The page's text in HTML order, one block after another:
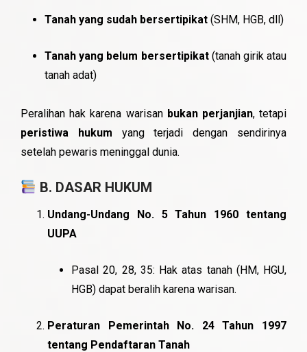
Tanah yang sudah bersertipikat (SHM, HGB, dll)
Tanah yang belum bersertipikat(tanah girik atau
tanah adat)
Peralihan hak karena warisan bukan perjanjian, tetapi
peristiwa hukum yang terjadi dengan sendirinya
setelah pewaris meninggal dunia.
B. DASAR HUKUM
Undang-Undang No. 5 Tahun 1960 tentang
UUPA
Pasal 20, 28, 35: Hak atas tanah (HM, HGU,
HGB) dapat beralih karena warisan.
Peraturan Pemerintah No. 24 Tahun 1997
tentang Pendaftaran Tanah